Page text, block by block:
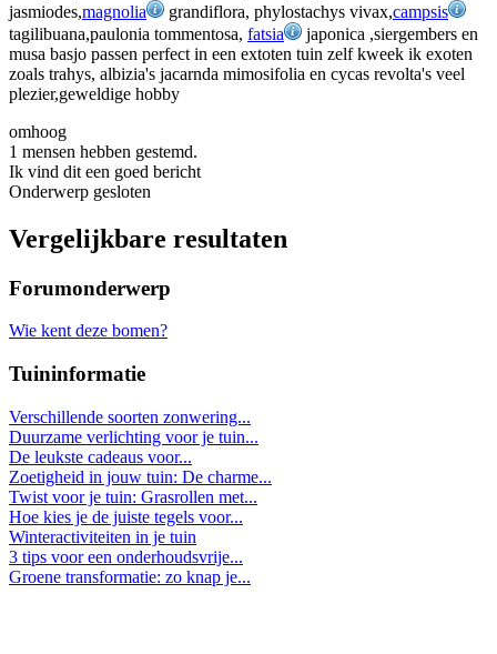
jasmiodes,magnolia grandiflora, phylostachys vivax,campsis
tagilibuana,paulonia tommentosa, fatsia
japonica ,siergembers en
musa basjo passen perfect in een extoten tuin zelf kweek ik exoten
zoals trahys, albizia's jacarnda mimosifolia en cycas revolta's veel
plezier,geweldige hobby
omhoog
1 mensen hebben gestemd.
Ik vind dit een goed bericht
Onderwerp gesloten
Vergelijkbare resultaten
Forumonderwerp
Wie kent deze bomen?
Tuininformatie
Verschillende soorten zonwering...
Duurzame verlichting voor je tuin...
De leukste cadeaus voor...
Zoetigheid in jouw tuin: De charme...
Twist voor je tuin: Grasrollen met...
Hoe kies je de juiste tegels voor...
Winteractiviteiten in je tuin
3 tips voor een onderhoudsvrije...
Groene transformatie: zo knap je...